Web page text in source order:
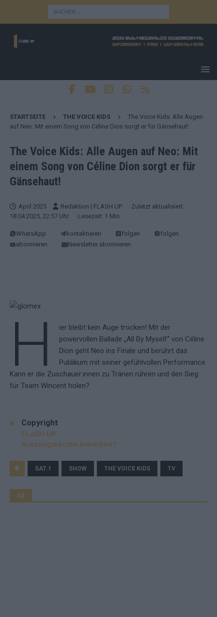
STARTSEITE THE VOICE KIDS
The Voice Kids: Alle Augen
auf Neo: Mit einem Song von Céline Dion sorgt er für Gänsehaut!
The Voice Kids: Alle Augen auf Neo: Mit
einem Song von Céline Dion sorgt er für
Gänsehaut!
April 2025 Redaktion | FLASH UP
· Zuletzt aktualisiert:
18.04.2025, 22:57 Uhr
· Lesezeit: 1 Min.
WhatsApp kontaktieren folgen
folgen
abonnieren
Newsletter abonnieren
H
ier bleibt kein Auge trocken! Mit der
powervollen Ballade „All By Myself“ von Céline
Dion geht Neo ins Finale und berührt das
Publikum mit seiner gefühlvollen Performance.
Kann er die Zuschauer:innen zu Tränen rühren und den Sieg
für Team Wincent holen?
Copyright
FLASH UP
Nutzungsrechte erwerben?
SAT.1 SHOW THE VOICE KIDS TV
AD